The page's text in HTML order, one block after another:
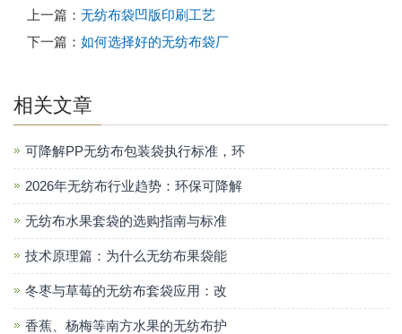
上一篇： 无纺布袋凹版印刷工艺
下一篇： 如何选择好的无纺布袋厂
相关文章
可降解PP无纺布包装袋执行标准，环
2026年无纺布行业趋势：环保可降解
无纺布水果套袋的选购指南与标准
技术原理篇：为什么无纺布果袋能
冬枣与草莓的无纺布套袋应用：改
香蕉、杨梅等南方水果的无纺布护